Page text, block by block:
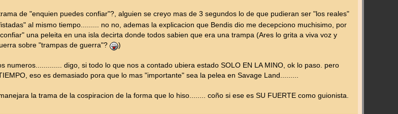
de "enquien puedes confiar"?, alguien se creyo mas de 3 segundos lo de que pudieran ser "los reales"
al mismo tiempo......... no no, ademas la explicacion que Bendis dio me decepciono muchisimo, por
una peleita en una isla decirta donde todos sabien que era una trampa (Ares lo grita a viva voz y
sobre "trampas de guerra"?
)
digo, si todo lo que nos a contado ubiera estado SOLO EN LA MINO, ok lo paso. pero
eso es demasiado pora que lo mas "importante" sea la pelea en Savage Land.........
la trama de la cospiracion de la forma que lo hiso........ coño si ese es SU FUERTE como guionista.